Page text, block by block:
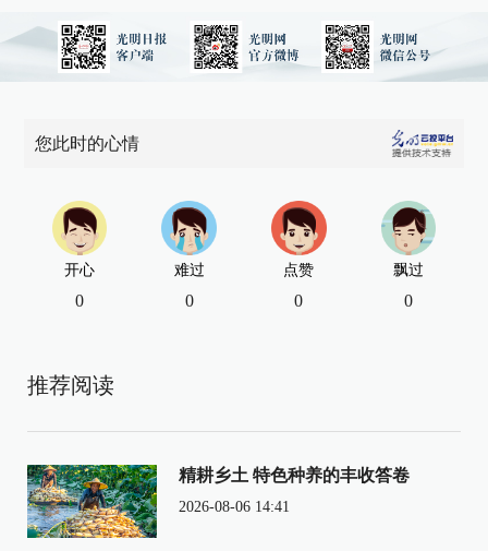
您此时的心情
开心
0
难过
0
点赞
0
飘过
0
推荐阅读
精耕乡土 特色种养的丰收答卷
2026-08-06 14:41